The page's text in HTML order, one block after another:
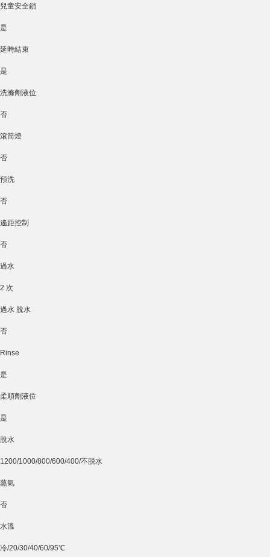
兒童安全鎖
是
延時結束
是
洗滌劑液位
否
滾筒燈
否
預洗
否
遙距控制
否
過水
2 次
過水 脫水
否
Rinse
是
柔順劑液位
是
脫水
1200/1000/800/600/400/不脱水
蒸氣
否
水溫
冷/20/30/40/60/95℃